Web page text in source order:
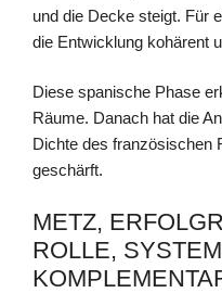
und die Decke steigt. Für
die Entwicklung kohärent
Diese spanische Phase
Räume. Danach hat die
Dichte des französischen
geschärft.
METZ,
ROLLE,